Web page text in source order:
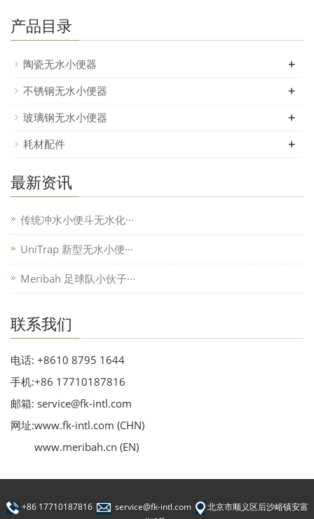
产品目录
陶瓷无水小便器 +
不锈钢无水小便器 +
玻璃钢无水小便器 +
耗材配件 +
最新资讯
传统冲水小便斗无水化···
UniTrap 新型无水小便···
Meribah 足球队小伙子···
联系我们
电话: +8610 8795 1644
手机:+86 17710187816
邮箱: service@fk-intl.com
网址:www.fk-intl.com (CHN)
www.meribah.cn (EN)
+86 17710187816 service@fk-intl.com
北京市顺义区后沙峪镇安富